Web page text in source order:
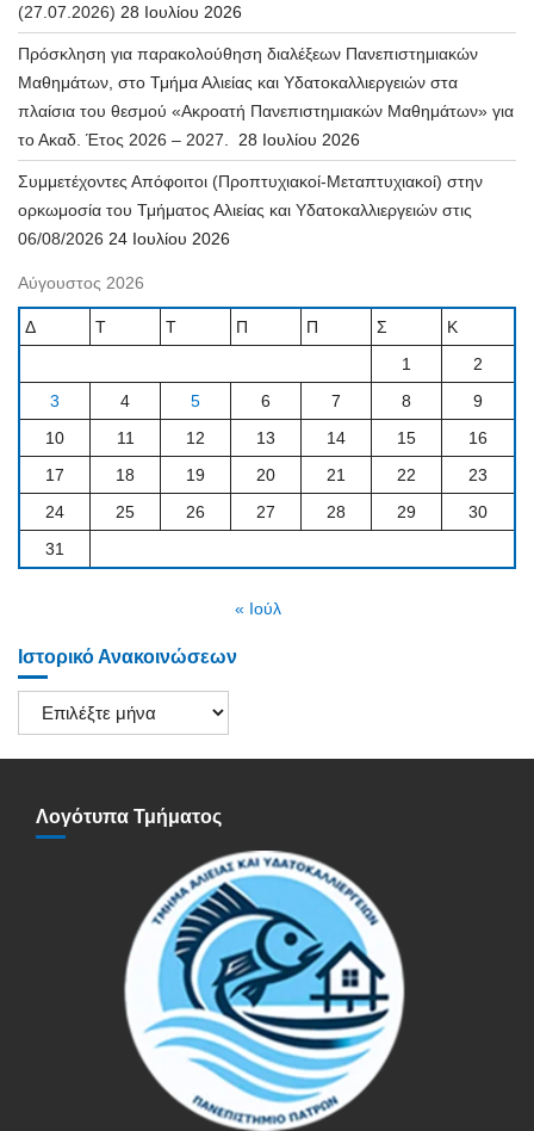
(27.07.2026) 28 Ιουλίου 2026
Πρόσκληση για παρακολούθηση διαλέξεων Πανεπιστημιακών
Μαθημάτων, στο Τμήμα Αλιείας και Υδατοκαλλιεργειών στα
πλαίσια του θεσμού «Ακροατή Πανεπιστημιακών Μαθημάτων» για
το Ακαδ. Έτος 2026 – 2027.
28 Ιουλίου 2026
Συμμετέχοντες Απόφοιτοι (Προπτυχιακοί-Μεταπτυχιακοί) στην
ορκωμοσία του Τμήματος Αλιείας και Υδατοκαλλιεργειών στις
06/08/2026 24 Ιουλίου 2026
Αύγουστος 2026
Δ Τ Τ Π Π Σ
Κ
1
2
3
4 5 6 7 8
9
10
11 12 13 14 15
16
17
18 19 20 21 22
23
24
25 26 27 28 29
30
31
« Ιούλ
Ιστορικό Ανακοινώσεων
Ιστορικό
Ανακοινώσεων
Λογότυπα Τμήματος